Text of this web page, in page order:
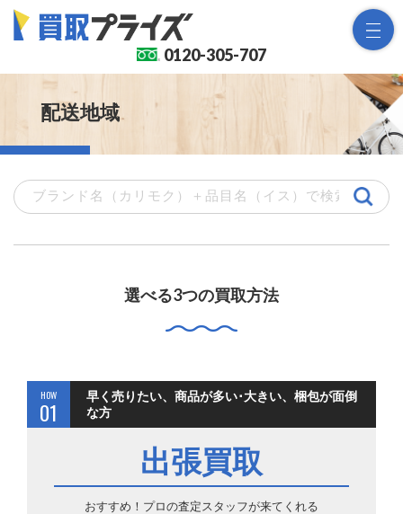
0120-305-707
配送地域
選べる3つの買取方法
HOW
01
早く売りたい、商品が多い･大きい、梱包が面倒
な方
出張買取
おすすめ！プロの査定スタッフが来てくれる